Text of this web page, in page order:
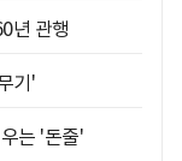
년 관행
기'
는 '돈줄'